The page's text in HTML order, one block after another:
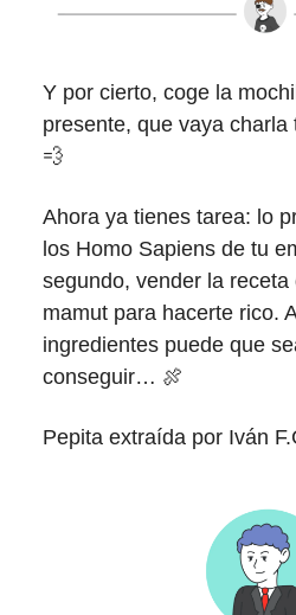
Y por cierto, coge la
presente, que vaya charla
💨
Ahora ya tienes tarea: lo
los Homo Sapiens de tu
segundo, vender la receta
mamut para hacerte rico.
ingredientes puede que
conseguir… 🍖
Pepita extraída por Iván